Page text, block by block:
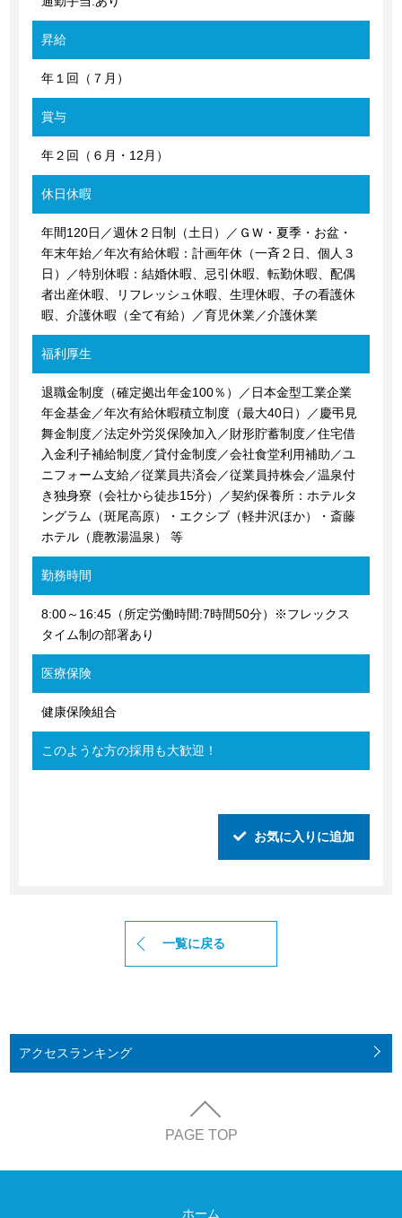
昇給
年１回（７月）
賞与
年２回（６月・12月）
休日休暇
年間120日／週休２日制（土日）／ＧＷ・夏季・お盆・
年末年始／年次有給休暇：計画年休（一斉２日、個人３
日）／特別休暇：結婚休暇、忌引休暇、転勤休暇、配偶
者出産休暇、リフレッシュ休暇、生理休暇、子の看護休
暇、介護休暇（全て有給）／育児休業／介護休業
福利厚生
退職金制度（確定拠出年金100％）／日本金型工業企業
年金基金／年次有給休暇積立制度（最大40日）／慶弔見
舞金制度／法定外労災保険加入／財形貯蓄制度／住宅借
入金利子補給制度／貸付金制度／会社食堂利用補助／ユ
ニフォーム支給／従業員共済会／従業員持株会／温泉付
き独身寮（会社から徒歩15分）／契約保養所：ホテルタ
ングラム（斑尾高原）・エクシブ（軽井沢ほか）・斎藤
ホテル（鹿教湯温泉） 等
勤務時間
8:00～16:45（所定労働時間:7時間50分）※フレックス
タイム制の部署あり
医療保険
健康保険組合
このような方の採用も大歓迎！
お気に入りに追加
一覧に戻る
アクセスランキング
PAGE TOP
ホーム